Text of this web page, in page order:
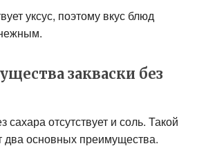
уксус, поэтому вкус блюд
закваски без
сахара отсутствует и соль. Такой
два основных преимущества.